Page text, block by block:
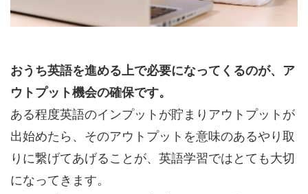
おうち英語を進める上で必要になってくるのが、ア
ウトプット機会の確保です。
ある程度英語のインプットが貯まりアウトプットが
出始めたら、そのアウトプットを意味のあるやり取
りに繋げてあげることが、英語学習ではとても大切
になってきます。